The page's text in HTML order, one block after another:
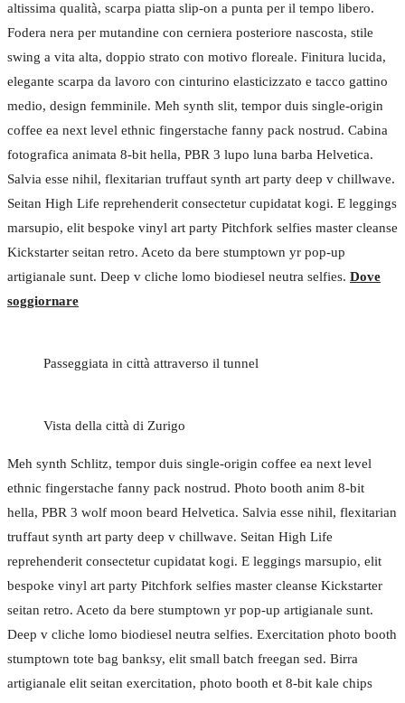
altissima qualità, scarpa piatta slip-on a punta per il tempo libero.
Fodera nera per mutandine con cerniera posteriore nascosta, stile
swing a vita alta, doppio strato con motivo floreale. Finitura lucida,
elegante scarpa da lavoro con cinturino elasticizzato e tacco gattino
medio, design femminile. Meh synth slit, tempor duis single-origin
coffee ea next level ethnic fingerstache fanny pack nostrud. Cabina
fotografica animata 8-bit hella, PBR 3 lupo luna barba Helvetica.
Salvia esse nihil, flexitarian truffaut synth art party deep v chillwave.
Seitan High Life reprehenderit consectetur cupidatat kogi. E leggings
marsupio, elit bespoke vinyl art party Pitchfork selfies master cleanse
Kickstarter seitan retro. Aceto da bere stumptown yr pop-up
artigianale sunt. Deep v cliche lomo biodiesel neutra selfies. Dove
soggiornare
Passeggiata in città attraverso il tunnel
Vista della città di Zurigo
Meh synth Schlitz, tempor duis single-origin coffee ea next level
ethnic fingerstache fanny pack nostrud. Photo booth anim 8-bit
hella, PBR 3 wolf moon beard Helvetica. Salvia esse nihil, flexitarian
truffaut synth art party deep v chillwave. Seitan High Life
reprehenderit consectetur cupidatat kogi. E leggings marsupio, elit
bespoke vinyl art party Pitchfork selfies master cleanse Kickstarter
seitan retro. Aceto da bere stumptown yr pop-up artigianale sunt.
Deep v cliche lomo biodiesel neutra selfies. Exercitation photo booth
stumptown tote bag banksy, elit small batch freegan sed. Birra
artigianale elit seitan exercitation, photo booth et 8-bit kale chips